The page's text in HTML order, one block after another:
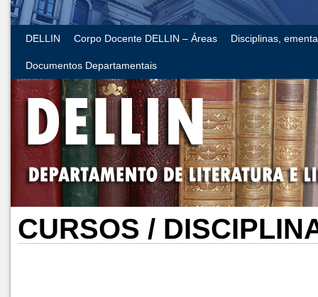
DELLIN Corpo Docente DELLIN – Áreas Disciplinas,
Documentos Departamentais
CURSOS /